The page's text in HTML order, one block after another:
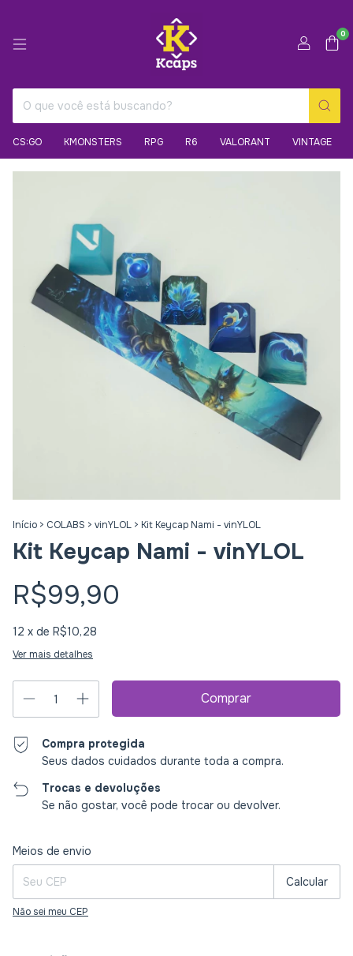
0
CS:GO KMONSTERS RPG R6 VALORANT VINTAGE
Início > COLABS > vinYLOL > Kit Keycap Nami - vinYLOL
Kit Keycap Nami - vinYLOL
R$99,90
12 x de R$10,28
Ver mais detalhes
Compra protegida
Seus dados cuidados durante toda a compra.
Trocas e devoluções
Se não gostar, você pode trocar ou devolver.
Entregas para o CEP:
Meios de envio
Calcular
Não sei meu CEP